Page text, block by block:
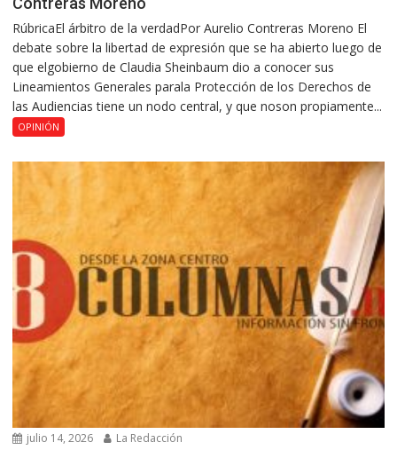
RúbricaEl árbitro de la verdadPor Aurelio Contreras Moreno El
debate sobre la libertad de expresión que se ha abierto luego de
que elgobierno de Claudia Sheinbaum dio a conocer sus
Lineamientos Generales parala Protección de los Derechos de
las Audiencias tiene un nodo central, y que noson propiamente...
OPINIÓN
julio 14, 2026 La Redacción